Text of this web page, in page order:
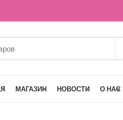
МАГАЗИН НОВОСТИ О НАС